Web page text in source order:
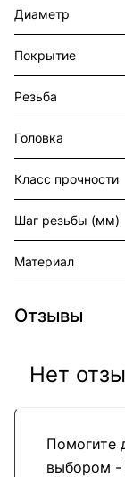
Диаметр
Покрытие
Резьба
Головка
Класс прочности
Шаг резьбы (мм)
Материал
Отзывы
Помогите
выбором -
Нет